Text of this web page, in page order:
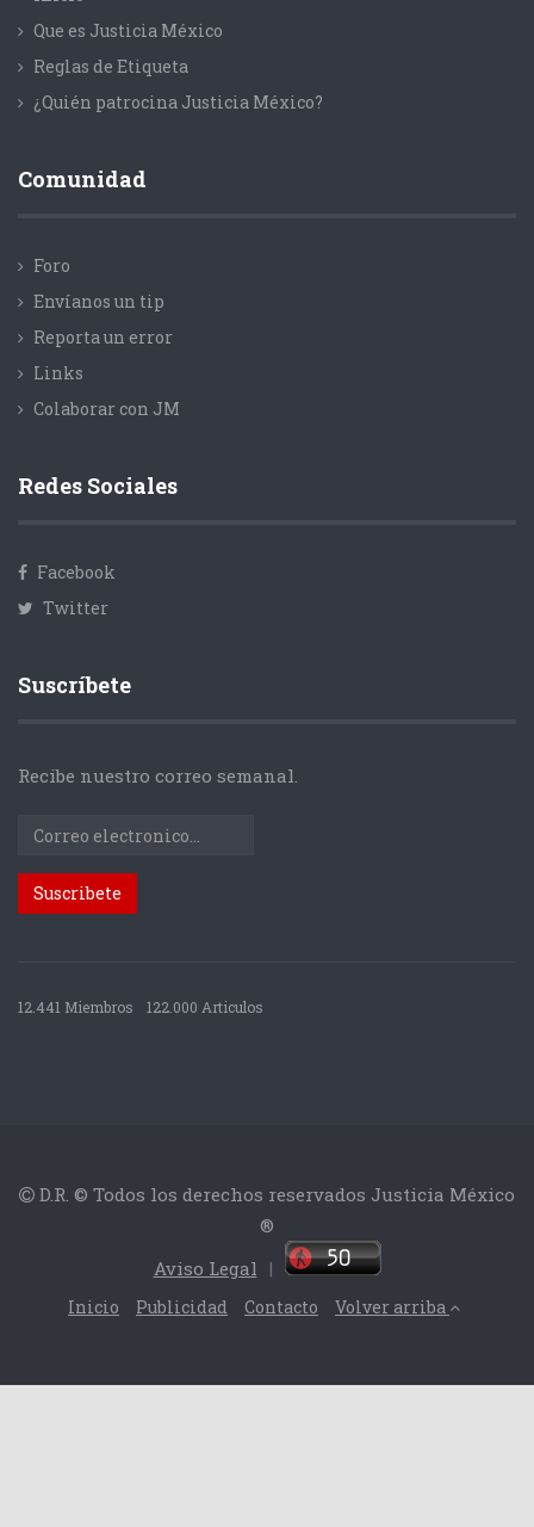
Que es Justicia México
Reglas de Etiqueta
¿Quién patrocina Justicia México?
Comunidad
Foro
Envíanos un tip
Reporta un error
Links
Colaborar con JM
Redes Sociales
Facebook
Twitter
Suscríbete
Recibe nuestro correo semanal.
12.441 Miembros 122.000 Articulos
D.R. © Todos los derechos reservados Justicia México
®
Aviso Legal |
Inicio Publicidad Contacto Volver arriba